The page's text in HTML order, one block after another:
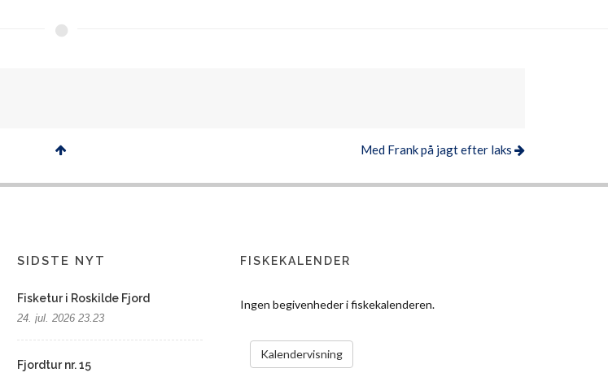
Med Frank på jagt efter laks
SIDSTE NYT
Fisketur i Roskilde Fjord
24. jul. 2026 23.23
Fjordtur nr. 15
FISKEKALENDER
Ingen begivenheder i fiskekalenderen.
Kalendervisning